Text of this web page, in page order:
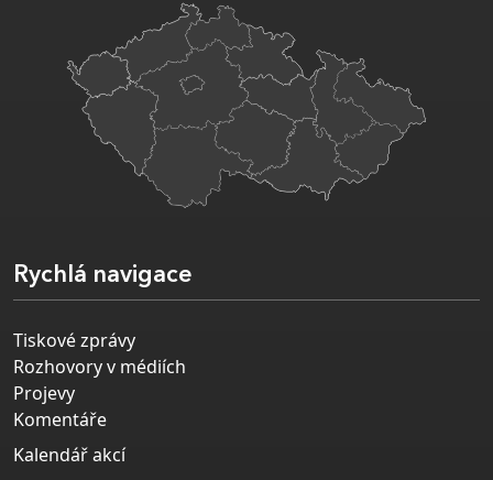
Rychlá navigace
Tiskové zprávy
Rozhovory v médiích
Projevy
Komentáře
Kalendář akcí